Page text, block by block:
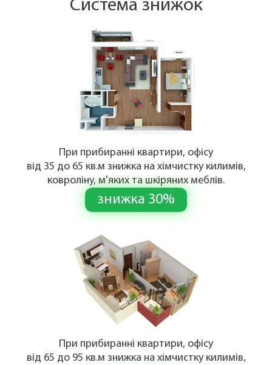
Система знижок
При прибиранні квартири, офісу
від 35 до 65 кв.м знижка на хімчистку килимів,
ковроліну, м'яких та шкіряних меблів.
знижка 30%
При прибиранні квартири, офісу
від 65 до 95 кв.м знижка на хімчистку килимів,